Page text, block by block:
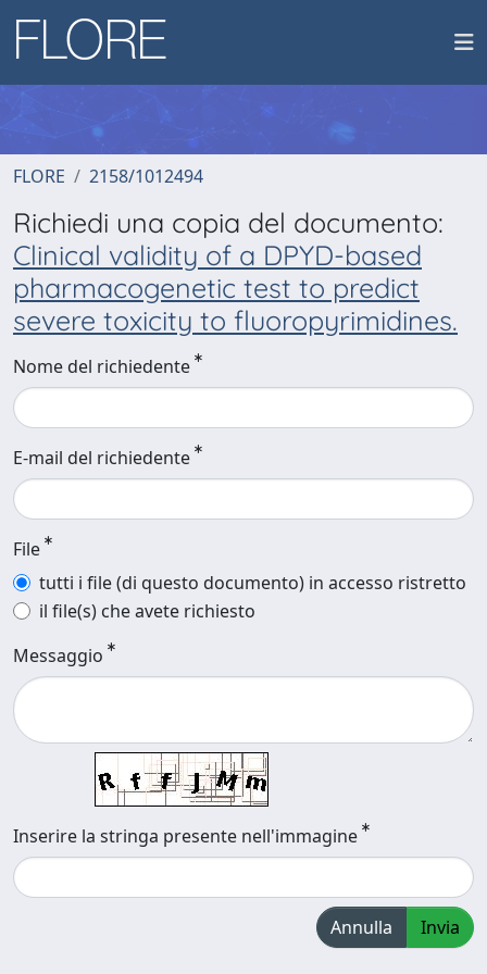
FLORE 2158/1012494
Richiedi una copia del documento:
Clinical validity of a DPYD-based
pharmacogenetic test to predict
severe toxicity to fluoropyrimidines.
Nome del richiedente
E-mail del richiedente
File
tutti i file (di questo documento) in accesso ristretto
il file(s) che avete richiesto
Messaggio
Inserire la stringa presente nell'immagine
Annulla Invia